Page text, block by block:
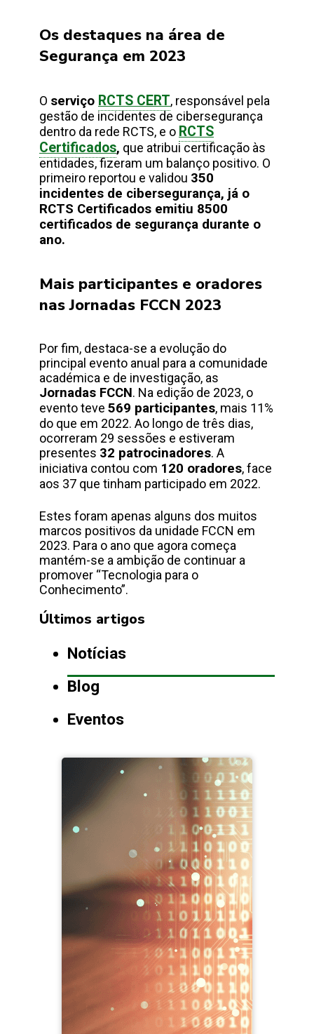
Os destaques na área de
Segurança em 2023
O serviço RCTS CERT, responsável pela
gestão de incidentes de cibersegurança
dentro da rede RCTS, e o RCTS
Certificados, que atribui certificação às
entidades, fizeram um balanço positivo. O
primeiro reportou e validou 350
incidentes de cibersegurança, já o
RCTS Certificados emitiu 8500
certificados de segurança durante o
ano.
Mais participantes e oradores
nas Jornadas FCCN 2023
Por fim, destaca-se a evolução do
principal evento anual para a comunidade
académica e de investigação, as
Jornadas FCCN. Na edição de 2023, o
evento teve 569 participantes, mais 11%
do que em 2022. Ao longo de três dias,
ocorreram 29 sessões e estiveram
presentes 32 patrocinadores. A
iniciativa contou com 120 oradores, face
aos 37 que tinham participado em 2022.
Estes foram apenas alguns dos muitos
marcos positivos da unidade FCCN em
2023. Para o ano que agora começa
mantém-se a ambição de continuar a
promover “Tecnologia para o
Conhecimento”.
Últimos artigos
Notícias
Blog
Eventos